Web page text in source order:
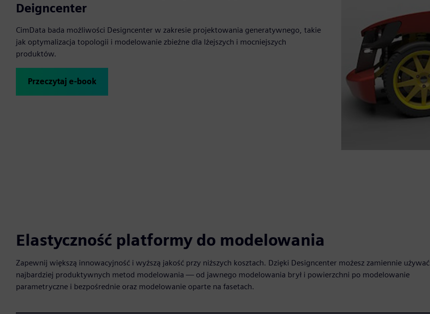
Deigncenter
CimData bada możliwości Designcenter w zakresie projektowania generatywnego, takie
jak optymalizacja topologii i modelowanie zbieżne dla lżejszych i mocniejszych
produktów.
Przeczytaj e-book
Elastyczność platformy do modelowania
Zapewnij większą innowacyjność i wyższą jakość przy niższych kosztach. Dzięki Designcenter możesz zamiennie używać
najbardziej produktywnych metod modelowania — od jawnego modelowania brył i powierzchni po modelowanie
parametryczne i bezpośrednie oraz modelowanie oparte na fasetach.